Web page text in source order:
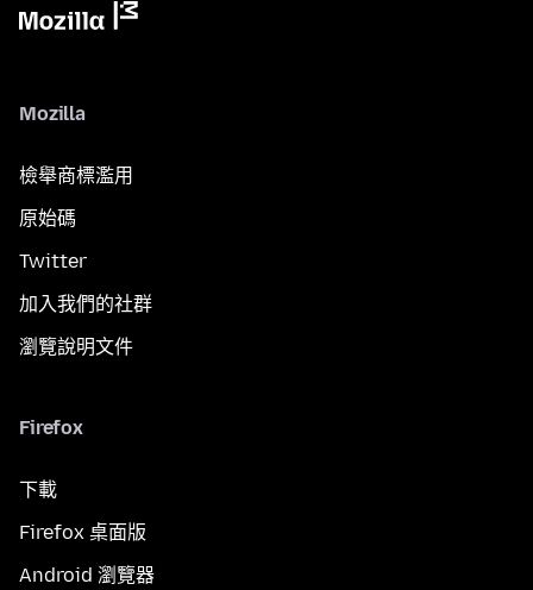
Mozilla
檢舉商標濫用
原始碼
Twitter
加入我們的社群
瀏覽說明文件
Firefox
下載
Firefox 桌面版
Android 瀏覽器